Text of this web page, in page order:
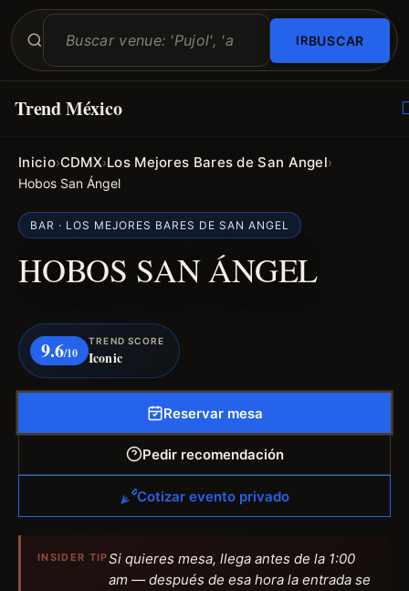
BUSCAR
Trend México
Inicio›CDMX›Los Mejores Bares de San Angel›
Hobos San Ángel
BAR · LOS MEJORES BARES DE SAN ANGEL
HOBOS SAN ÁNGEL
9.6/10
TREND SCORE
Iconic
Reservar mesa
Pedir recomendación
Cotizar evento privado
INSIDER TIPSi quieres mesa, llega antes de la 1:00
am — después de esa hora la entrada se